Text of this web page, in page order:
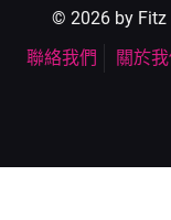
© 2026 by Fitz
聯絡我們
關於